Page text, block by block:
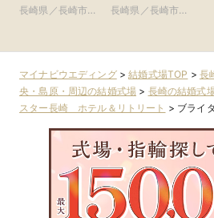
ジュ琴海）
長崎県／長崎市・
長崎県／長崎市・
マイナビウエディング>結婚式場TOP > 長
央・島原・周辺の結婚式場 > 長崎の結婚式
スター長崎 ホテル＆リトリート > ブライ